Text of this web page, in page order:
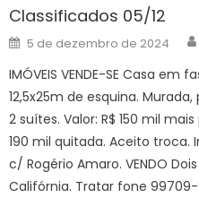
Classificados 05/12
Posted
on
5 de dezembro de 2024
IMÓVEIS VENDE-SE Casa
12,5x25m de esquina.
2 suítes. Valor: R$ 150 mil
190 mil quitada. Aceito troca.
c/ Rogério Amaro. VENDO
Califórnia. Tratar fone 99709-